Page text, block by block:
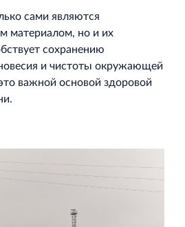
сами являются
материалом, но и их
сохранению
и чистоты окружающей
важной основой здоровой